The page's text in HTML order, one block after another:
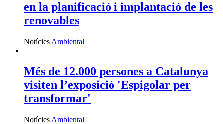
en la planificació i implantació de les
renovables
Notícies Ambiental
Més de 12.000 persones a Catalunya
visiten l’exposició 'Espigolar per
transformar'
Notícies Ambiental